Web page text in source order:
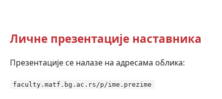
Личне презентације наставника
Презентације се налазе на адресама облика:
faculty.matf.bg.ac.rs/p/ime.prezime